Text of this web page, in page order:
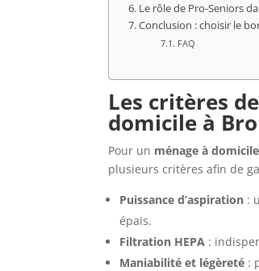
Le rôle de Pro-Seniors
Conclusion : choisir le
FAQ
Les critères
domicile à
Pour un ménage à
plusieurs critères afin de
Puissance d’aspiration :
épais.
Filtration HEPA :
Maniabilité et légèreté :